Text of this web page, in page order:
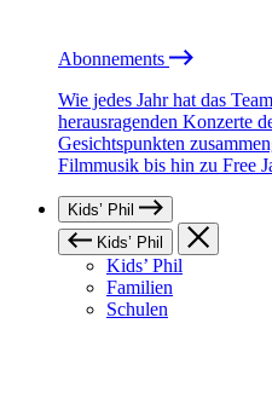
Abonnements
Wie jedes Jahr hat das
herausragenden Konzerte
Gesichtspunkten
Filmmusik bis hin zu Free
Kids’ Phil
Kids’ Phil
Kids’ Phil
Familien
Schulen